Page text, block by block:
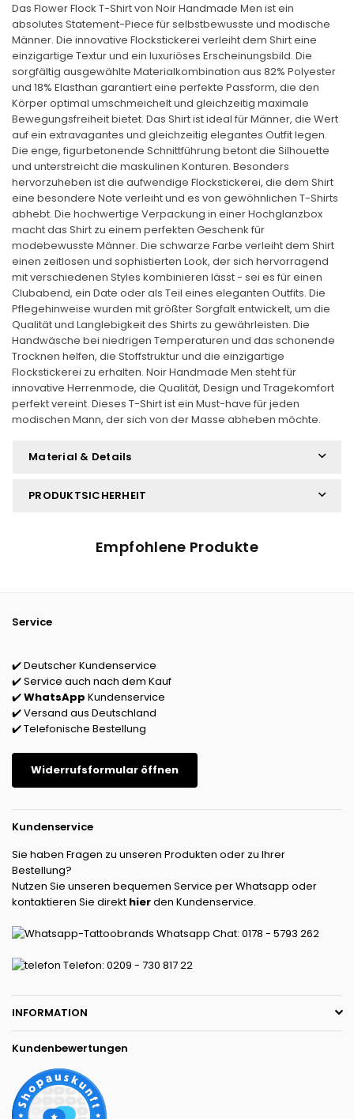
Das Flower Flock T-Shirt von Noir Handmade Men ist ein
absolutes Statement-Piece für selbstbewusste und modische
Männer. Die innovative Flockstickerei verleiht dem Shirt eine
einzigartige Textur und ein luxuriöses Erscheinungsbild. Die
sorgfältig ausgewählte Materialkombination aus 82% Polyester
und 18% Elasthan garantiert eine perfekte Passform, die den
Körper optimal umschmeichelt und gleichzeitig maximale
Bewegungsfreiheit bietet. Das Shirt ist ideal für Männer, die Wert
auf ein extravagantes und gleichzeitig elegantes Outfit legen.
Die enge, figurbetonende Schnittführung betont die Silhouette
und unterstreicht die maskulinen Konturen. Besonders
hervorzuheben ist die aufwendige Flockstickerei, die dem Shirt
eine besondere Note verleiht und es von gewöhnlichen T-Shirts
abhebt. Die hochwertige Verpackung in einer Hochglanzbox
macht das Shirt zu einem perfekten Geschenk für
modebewusste Männer. Die schwarze Farbe verleiht dem Shirt
einen zeitlosen und sophistierten Look, der sich hervorragend
mit verschiedenen Styles kombinieren lässt - sei es für einen
Clubabend, ein Date oder als Teil eines eleganten Outfits. Die
Pflegehinweise wurden mit größter Sorgfalt entwickelt, um die
Qualität und Langlebigkeit des Shirts zu gewährleisten. Die
Handwäsche bei niedrigen Temperaturen und das schonende
Trocknen helfen, die Stoffstruktur und die einzigartige
Flockstickerei zu erhalten. Noir Handmade Men steht für
innovative Herrenmode, die Qualität, Design und Tragekomfort
perfekt vereint. Dieses T-Shirt ist ein Must-have für jeden
modischen Mann, der sich von der Masse abheben möchte.
Material & Details
PRODUKTSICHERHEIT
Empfohlene Produkte
Service
✔️ Deutscher Kundenservice
✔️ Service auch nach dem Kauf
✔️WhatsApp Kundenservice
✔️ Versand aus Deutschland
✔️ Telefonische Bestellung
Widerrufsformular öffnen
Kundenservice
Sie haben Fragen zu unseren Produkten oder zu Ihrer
Bestellung?
Nutzen Sie unseren bequemen Service per Whatsapp oder
kontaktieren Sie direkt hierden Kundenservice.
Whatsapp Chat: 0178 - 5793 262
Telefon: 0209 - 730 817 22
INFORMATION
Kundenbewertungen